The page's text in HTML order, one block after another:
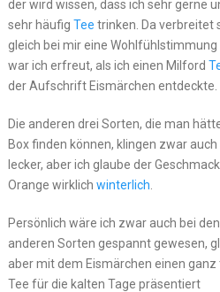
der wird wissen, dass ich sehr gerne
sehr häufig Tee trinken. Da verbreitet
gleich bei mir eine Wohlfühlstimmung
war ich erfreut, als ich einen Milford
der Aufschrift Eismärchen entdeckte.
Die anderen drei Sorten, die man
Box finden können, klingen zwar auch
lecker, aber ich glaube der
Orange wirklich winterlich
Persönlich wäre ich zwar auch bei den
anderen Sorten gespannt gewesen,
aber mit dem Eismärchen einen ganz
Tee für die kalten Tage präsentiert